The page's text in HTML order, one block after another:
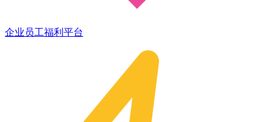
企业员工福利平台